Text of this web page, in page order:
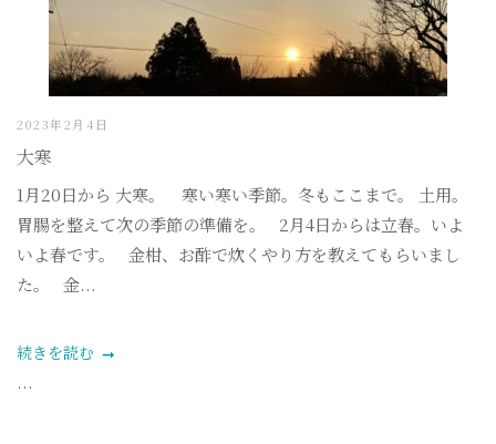
2023年2月4日
大寒
1月20日から 大寒。 寒い寒い季節。冬もここまで。 土用。
胃腸を整えて次の季節の準備を。 2月4日からは立春。いよ
いよ春です。 金柑、お酢で炊くやり方を教えてもらいまし
た。 金...
続きを読む
...